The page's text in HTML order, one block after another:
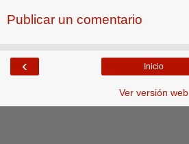
Publicar un comentario
‹ Inicio
Ver versión web